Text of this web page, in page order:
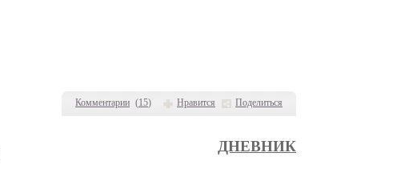
Комментарии (15) Нравится Поделиться
ДНЕВНИК